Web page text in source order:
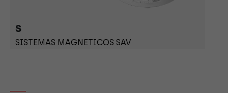
S
SISTEMAS MAGNETICOS SAV